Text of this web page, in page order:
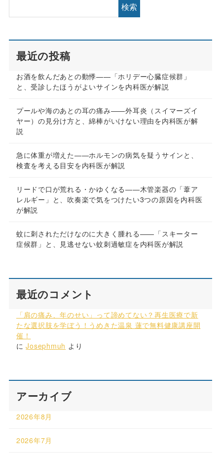
検索
最近の投稿
お酒を飲んだあとの動悸——「ホリデー心臓症候群」
と、受診したほうがよいサインを内科医が解説
プールや海のあとの耳の痛み——外耳炎（スイマーズイ
ヤー）の見分け方と、綿棒がいけない理由を内科医が解
説
急に体重が増えた——ホルモンの病気を疑うサインと、
検査を考える目安を内科医が解説
リードで口が荒れる・かゆくなる——木管楽器の「葦ア
レルギー」と、吹奏楽で気をつけたい3つの原因を内科医
が解説
蚊に刺されただけなのに大きく腫れる——「スキーター
症候群」と、見逃せない蚊刺過敏症を内科医が解説
最近のコメント
「肩の痛み、年のせい」って諦めてない？再生医療で新
たな選択肢を学ぼう！うめきた温泉 蓮で無料健康講座開
催！
にJosephmuh より
アーカイブ
2026年8月
2026年7月